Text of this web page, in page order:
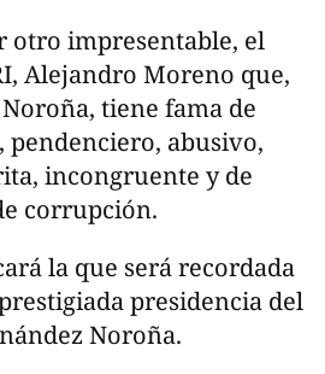
otro impresentable, el
Alejandro Moreno que,
tiene fama de
pendenciero, abusivo,
incongruente y de
corrupción.
la que será recordada
presidencia del
Noroña.